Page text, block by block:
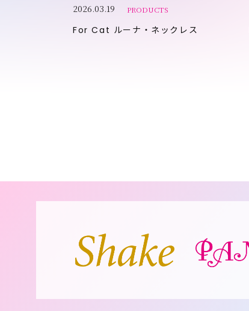
For Cat ルーナ・ネックレス
2026.03.19 PRODUCTS